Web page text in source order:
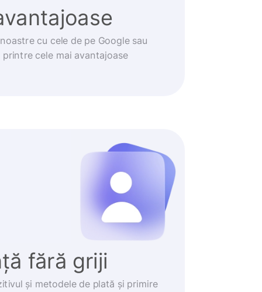
cu cele de pe Google sau
cele mai avantajoase
fără griji
și metodele de plată și primire